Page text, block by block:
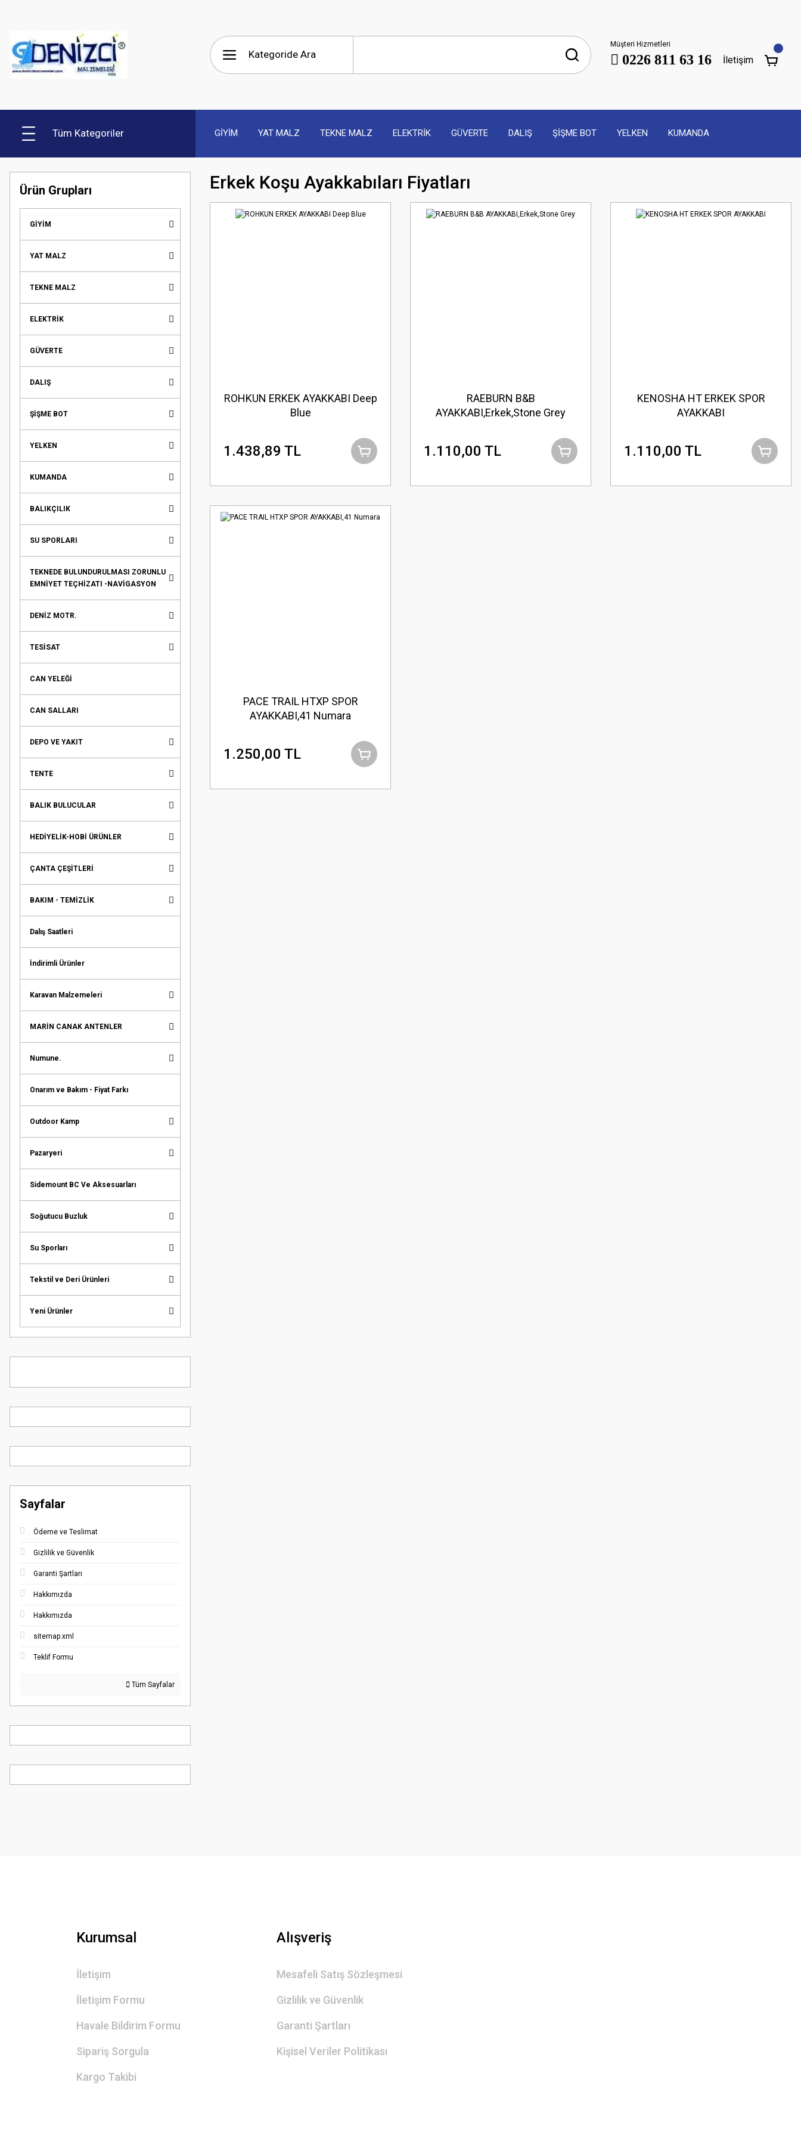
Müşteri Hizmetleri
0226 811 63 16 İletişim
Tüm Kategoriler GİYİM YAT MALZ TEKNE MALZ ELEKTRİK GÜVERTE DALIŞ ŞİŞME BOT YELKEN KUMANDA
Ürün Grupları
GİYİM
YAT MALZ
TEKNE MALZ
ELEKTRİK
GÜVERTE
DALIŞ
ŞİŞME BOT
YELKEN
KUMANDA
BALIKÇILIK
SU SPORLARI
TEKNEDE BULUNDURULMASI ZORUNLU
EMNİYET TEÇHİZATI -NAVİGASYON
DENİZ MOTR.
TESİSAT
CAN YELEĞİ
CAN SALLARI
DEPO VE YAKIT
TENTE
BALIK BULUCULAR
HEDİYELİK-HOBİ ÜRÜNLER
ÇANTA ÇEŞİTLERİ
BAKIM - TEMİZLİK
Dalış Saatleri
İndirimli Ürünler
Karavan Malzemeleri
MARİN CANAK ANTENLER
Numune.
Onarım ve Bakım - Fiyat Farkı
Outdoor Kamp
Pazaryeri
Sidemount BC Ve Aksesuarları
Soğutucu Buzluk
Su Sporları
Tekstil ve Deri Ürünleri
Yeni Ürünler
Sayfalar
Ödeme ve Teslimat
Gizlilik ve Güvenlik
Garanti Şartları
Hakkımızda
Hakkımızda
sitemap.xml
Teklif Formu
Tüm Sayfalar
Erkek Koşu Ayakkabıları Fiyatları
ROHKUN ERKEK AYAKKABI Deep
Blue
1.438,89 TL
RAEBURN B&B
AYAKKABI,Erkek,Stone Grey
1.110,00 TL
KENOSHA HT ERKEK SPOR
AYAKKABI
1.110,00 TL
PACE TRAIL HTXP SPOR
AYAKKABI,41 Numara
1.250,00 TL
Kurumsal
İletişim
İletişim Formu
Havale Bildirim Formu
Sipariş Sorgula
Kargo Takibi
Alışveriş
Mesafeli Satış Sözleşmesi
Gizlilik ve Güvenlik
Garanti Şartları
Kişisel Veriler Politikası